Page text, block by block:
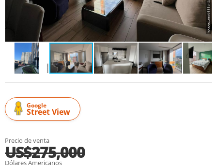
Google
Street View
Precio de venta
US$275,000
Dólares Americanos